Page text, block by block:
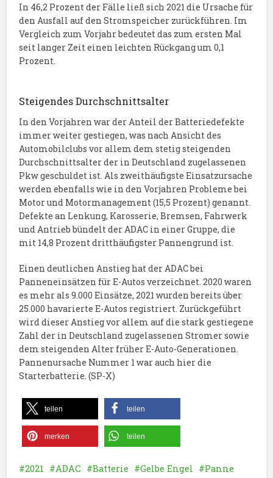
In 46,2 Prozent der Fälle ließ sich 2021 die Ursache für
den Ausfall auf den Stromspeicher zurückführen. Im
Vergleich zum Vorjahr bedeutet das zum ersten Mal
seit langer Zeit einen leichten Rückgang um 0,1
Prozent.
Steigendes Durchschnittsalter
In den Vorjahren war der Anteil der Batteriedefekte
immer weiter gestiegen, was nach Ansicht des
Automobilclubs vor allem dem stetig steigenden
Durchschnittsalter der in Deutschland zugelassenen
Pkw geschuldet ist. Als zweithäufigste Einsatzursache
werden ebenfalls wie in den Vorjahren Probleme bei
Motor und Motormanagement (15,5 Prozent) genannt.
Defekte an Lenkung, Karosserie, Bremsen, Fahrwerk
und Antrieb bündelt der ADAC in einer Gruppe, die
mit 14,8 Prozent dritthäufigster Pannengrund ist.
Einen deutlichen Anstieg hat der ADAC bei
Panneneinsätzen für E-Autos verzeichnet. 2020 waren
es mehr als 9.000 Einsätze, 2021 wurden bereits über
25.000 havarierte E-Autos registriert. Zurückgeführt
wird dieser Anstieg vor allem auf die stark gestiegene
Zahl der in Deutschland zugelassenen Stromer sowie
dem steigenden Alter früher E-Auto-Generationen.
Pannenursache Nummer 1 war auch hier die
Starterbatterie. (SP-X)
teilen teilen
merken teilen
2021 ADAC Batterie Gelbe Engel Panne